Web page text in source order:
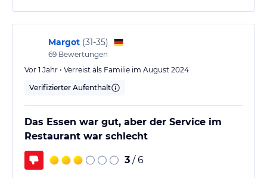
Margot (31-35)
69 Bewertungen
Vor 1 Jahr • Verreist als Familie im August 2024
Verifizierter Aufenthalt
Das Essen war gut, aber der Service im
Restaurant war schlecht
3 / 6